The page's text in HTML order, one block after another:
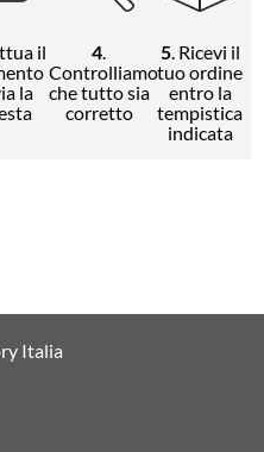
il
la
4.
Controlliamo
che tutto sia
corretto
5. Ricevi il
tuo ordine
entro la
tempistica
indicata
Italia